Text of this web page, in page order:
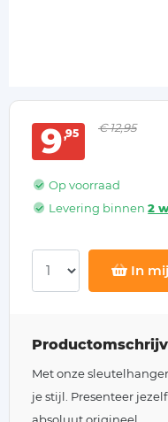
9 95 € 12,95
Op voorraad
Levering binnen2
In
Met onze
je stijl. Presenteer